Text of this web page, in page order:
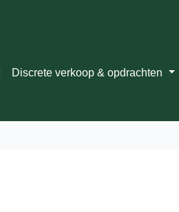
Discrete verkoop & opdrachten